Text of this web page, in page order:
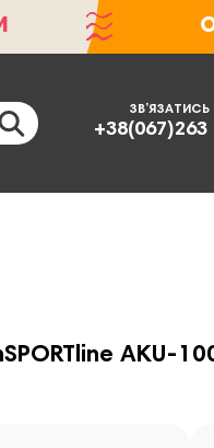
ЗВ’ЯЗАТИСЬ
+38(067)263
AKU-